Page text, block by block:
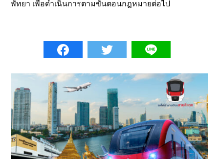
พัทยา เพื่อดำเนินการตามขั้นตอนกฎหมายต่อไป